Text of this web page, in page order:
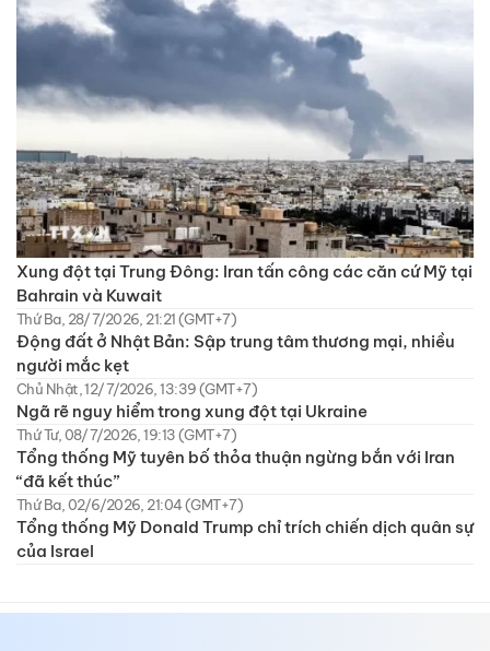
Xung đột tại Trung Đông: Iran tấn công các căn cứ Mỹ tại
Bahrain và Kuwait
Thứ Ba, 28/7/2026, 21:21 (GMT+7)
Động đất ở Nhật Bản: Sập trung tâm thương mại, nhiều
người mắc kẹt
Chủ Nhật, 12/7/2026, 13:39 (GMT+7)
Ngã rẽ nguy hiểm trong xung đột tại Ukraine
Thứ Tư, 08/7/2026, 19:13 (GMT+7)
Tổng thống Mỹ tuyên bố thỏa thuận ngừng bắn với Iran
“đã kết thúc”
Thứ Ba, 02/6/2026, 21:04 (GMT+7)
Tổng thống Mỹ Donald Trump chỉ trích chiến dịch quân sự
của Israel